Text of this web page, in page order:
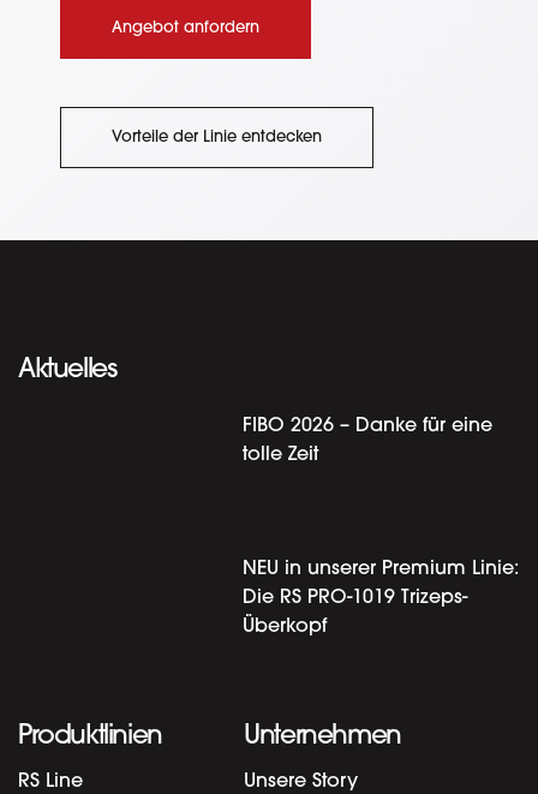
Angebot anfordern
Vorteile der Linie entdecken
Aktuelles
FIBO 2026 – Danke für eine
tolle Zeit
NEU in unserer Premium Linie:
Die RS PRO-1019 Trizeps-
Überkopf
Produktlinien
RS Line
Unternehmen
Unsere Story